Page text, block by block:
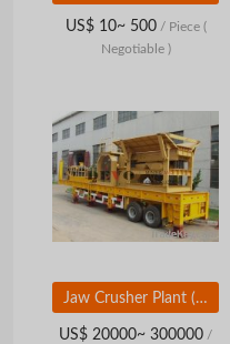
US$ 10~ 500/ Piece (
Negotiable )
Jaw Crusher Plant (Mobile)
US$ 20000~ 300000 /